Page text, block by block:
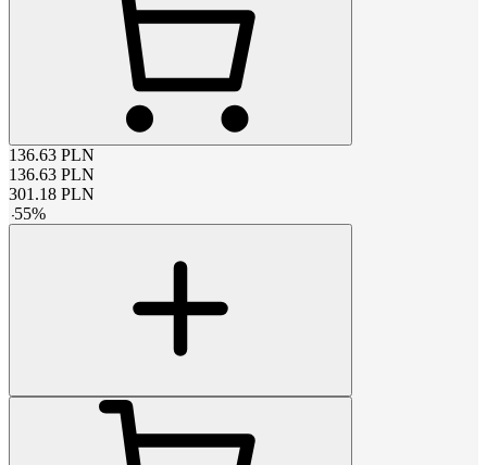
136.63 PLN
136.63 PLN
301.18 PLN
-55%